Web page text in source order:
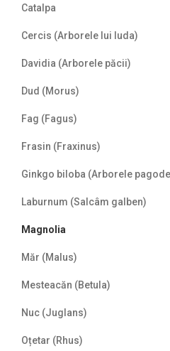
Catalpa
Cercis (Arborele lui Iuda)
Davidia (Arborele păcii)
Dud (Morus)
Fag (Fagus)
Frasin (Fraxinus)
Ginkgo biloba (Arborele
Laburnum (Salcâm galben)
Magnolia
Măr (Malus)
Mesteacăn (Betula)
Nuc (Juglans)
Oțetar (Rhus)